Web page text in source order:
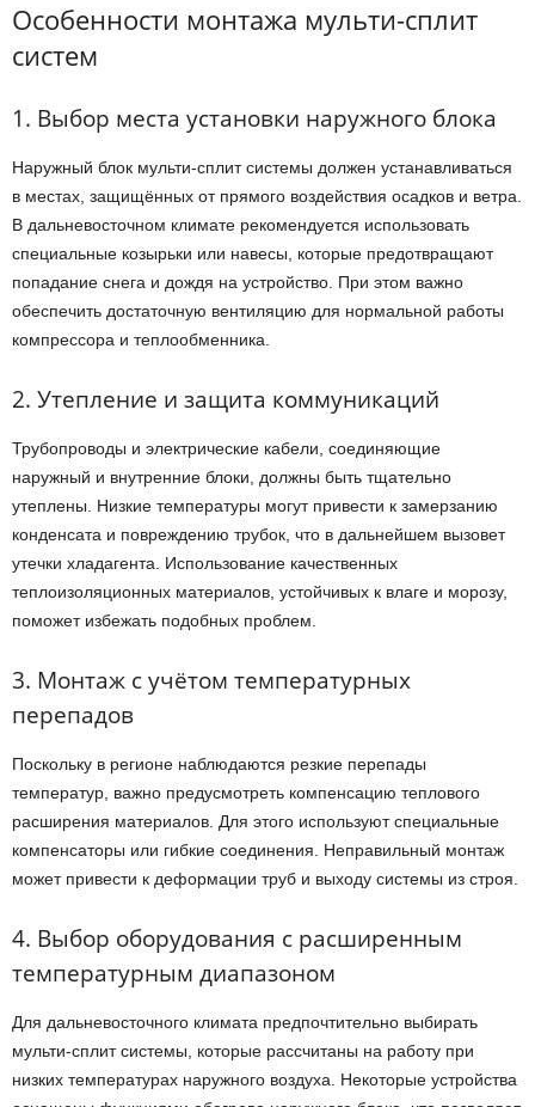
Особенности монтажа мульти-сплит
систем
1. Выбор места установки наружного блока
Наружный блок мульти-сплит системы должен устанавливаться
в местах, защищённых от прямого воздействия осадков и ветра.
В дальневосточном климате рекомендуется использовать
специальные козырьки или навесы, которые предотвращают
попадание снега и дождя на устройство. При этом важно
обеспечить достаточную вентиляцию для нормальной работы
компрессора и теплообменника.
2. Утепление и защита коммуникаций
Трубопроводы и электрические кабели, соединяющие
наружный и внутренние блоки, должны быть тщательно
утеплены. Низкие температуры могут привести к замерзанию
конденсата и повреждению трубок, что в дальнейшем вызовет
утечки хладагента. Использование качественных
теплоизоляционных материалов, устойчивых к влаге и морозу,
поможет избежать подобных проблем.
3. Монтаж с учётом температурных
перепадов
Поскольку в регионе наблюдаются резкие перепады
температур, важно предусмотреть компенсацию теплового
расширения материалов. Для этого используют специальные
компенсаторы или гибкие соединения. Неправильный монтаж
может привести к деформации труб и выходу системы из строя.
4. Выбор оборудования с расширенным
температурным диапазоном
Для дальневосточного климата предпочтительно выбирать
мульти-сплит системы, которые рассчитаны на работу при
низких температурах наружного воздуха. Некоторые устройства